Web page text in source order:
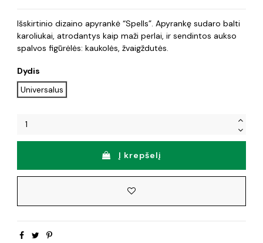
Išskirtinio dizaino apyrankė “Spells”. Apyrankę sudaro balti
karoliukai, atrodantys kaip maži perlai, ir sendintos aukso
spalvos figūrėlės: kaukolės, žvaigždutės.
Dydis
Universalus
Į krepšelį